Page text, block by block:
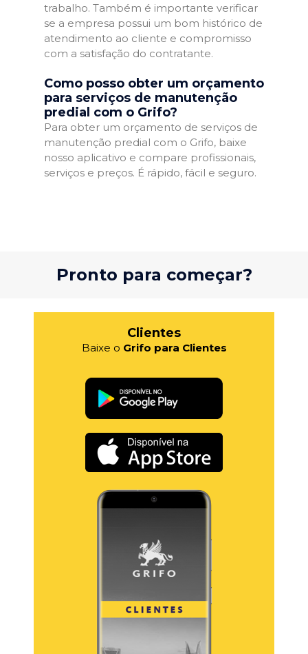
trabalho. Também é importante verificar
se a empresa possui um bom histórico de
atendimento ao cliente e compromisso
com a satisfação do contratante.
Como posso obter um orçamento
para serviços de manutenção
predial com o Grifo?
Para obter um orçamento de serviços de
manutenção predial com o Grifo, baixe
nosso aplicativo e compare profissionais,
serviços e preços. É rápido, fácil e seguro.
Pronto para começar?
Clientes
Baixe o Grifo para Clientes